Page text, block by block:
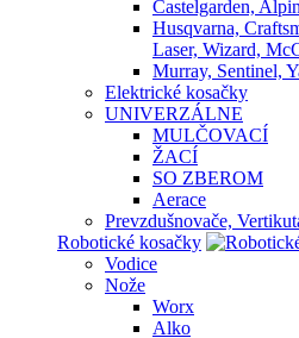
Castelgarden,
Husqvarna,
Laser, Wizard,
Murray, Sentinel,
Elektrické kosačky
UNIVERZÁLNE
MULČOVACÍ
ŽACÍ
SO ZBEROM
Aerace
Prevzdušnovače,
Robotické kosačky
Vodice
Nože
Worx
Alko